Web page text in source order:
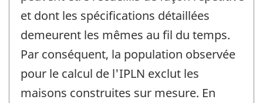
et dont les spécifications détaillées
demeurent les mêmes au fil du temps.
Par conséquent, la population observée
pour le calcul de l'IPLN exclut les
maisons construites sur mesure. En